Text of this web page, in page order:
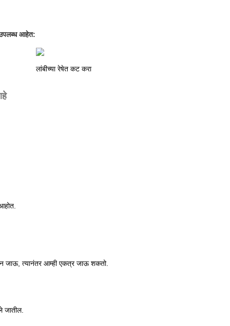
उपलब्ध आहेत:
लांबीच्या रेषेत कट करा
जाऊ, त्यानंतर आम्ही एकत्र जाऊ शकतो.
जातील.